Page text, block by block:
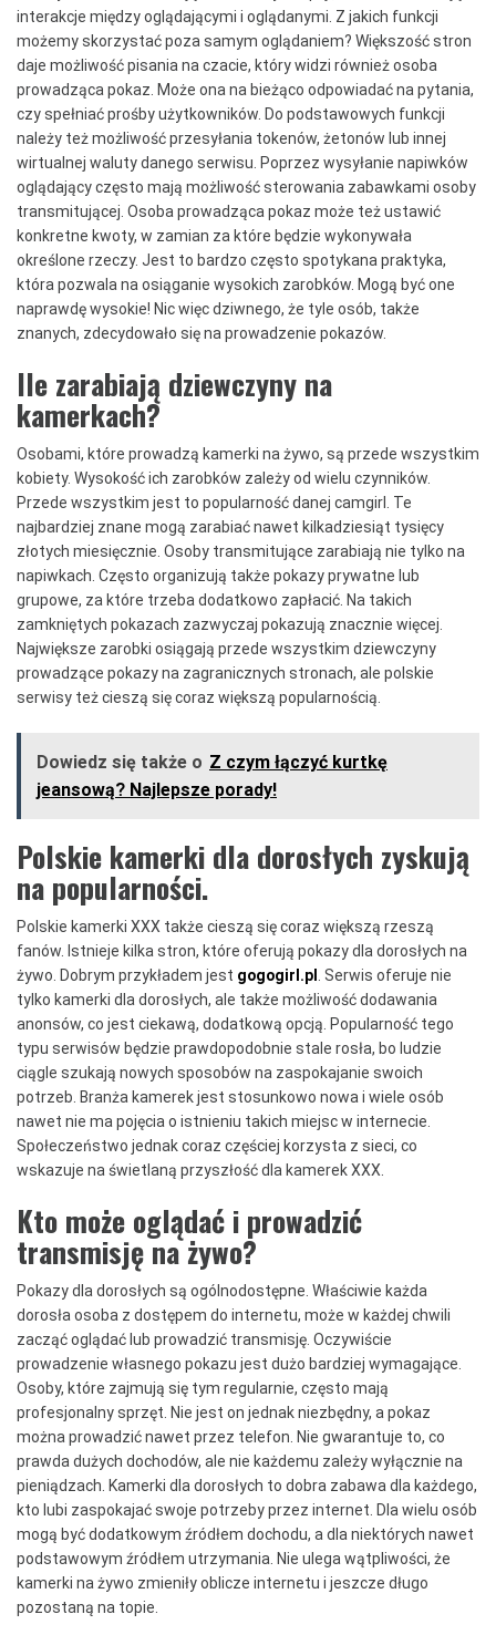
interakcje między oglądającymi i oglądanymi. Z jakich funkcji
możemy skorzystać poza samym oglądaniem? Większość stron
daje możliwość pisania na czacie, który widzi również osoba
prowadząca pokaz. Może ona na bieżąco odpowiadać na pytania,
czy spełniać prośby użytkowników. Do podstawowych funkcji
należy też możliwość przesyłania tokenów, żetonów lub innej
wirtualnej waluty danego serwisu. Poprzez wysyłanie napiwków
oglądający często mają możliwość sterowania zabawkami osoby
transmitującej. Osoba prowadząca pokaz może też ustawić
konkretne kwoty, w zamian za które będzie wykonywała
określone rzeczy. Jest to bardzo często spotykana praktyka,
która pozwala na osiąganie wysokich zarobków. Mogą być one
naprawdę wysokie! Nic więc dziwnego, że tyle osób, także
znanych, zdecydowało się na prowadzenie pokazów.
Ile zarabiają dziewczyny na
kamerkach?
Osobami, które prowadzą kamerki na żywo, są przede wszystkim
kobiety. Wysokość ich zarobków zależy od wielu czynników.
Przede wszystkim jest to popularność danej camgirl. Te
najbardziej znane mogą zarabiać nawet kilkadziesiąt tysięcy
złotych miesięcznie. Osoby transmitujące zarabiają nie tylko na
napiwkach. Często organizują także pokazy prywatne lub
grupowe, za które trzeba dodatkowo zapłacić. Na takich
zamkniętych pokazach zazwyczaj pokazują znacznie więcej.
Największe zarobki osiągają przede wszystkim dziewczyny
prowadzące pokazy na zagranicznych stronach, ale polskie
serwisy też cieszą się coraz większą popularnością.
Dowiedz się także o Z czym łączyć kurtkę
jeansową? Najlepsze porady!
Polskie kamerki dla dorosłych zyskują
na popularności.
Polskie kamerki XXX także cieszą się coraz większą rzeszą
fanów. Istnieje kilka stron, które oferują pokazy dla dorosłych na
żywo. Dobrym przykładem jest gogogirl.pl
. Serwis oferuje nie
tylko kamerki dla dorosłych, ale także możliwość dodawania
anonsów, co jest ciekawą, dodatkową opcją. Popularność tego
typu serwisów będzie prawdopodobnie stale rosła, bo ludzie
ciągle szukają nowych sposobów na zaspokajanie swoich
potrzeb. Branża kamerek jest stosunkowo nowa i wiele osób
nawet nie ma pojęcia o istnieniu takich miejsc w internecie.
Społeczeństwo jednak coraz częściej korzysta z sieci, co
wskazuje na świetlaną przyszłość dla kamerek XXX.
Kto może oglądać i prowadzić
transmisję na żywo?
Pokazy dla dorosłych są ogólnodostępne. Właściwie każda
dorosła osoba z dostępem do internetu, może w każdej chwili
zacząć oglądać lub prowadzić transmisję. Oczywiście
prowadzenie własnego pokazu jest dużo bardziej wymagające.
Osoby, które zajmują się tym regularnie, często mają
profesjonalny sprzęt. Nie jest on jednak niezbędny, a pokaz
można prowadzić nawet przez telefon. Nie gwarantuje to, co
prawda dużych dochodów, ale nie każdemu zależy wyłącznie na
pieniądzach. Kamerki dla dorosłych to dobra zabawa dla każdego,
kto lubi zaspokajać swoje potrzeby przez internet. Dla wielu osób
mogą być dodatkowym źródłem dochodu, a dla niektórych nawet
podstawowym źródłem utrzymania. Nie ulega wątpliwości, że
kamerki na żywo zmieniły oblicze internetu i jeszcze długo
pozostaną na topie.